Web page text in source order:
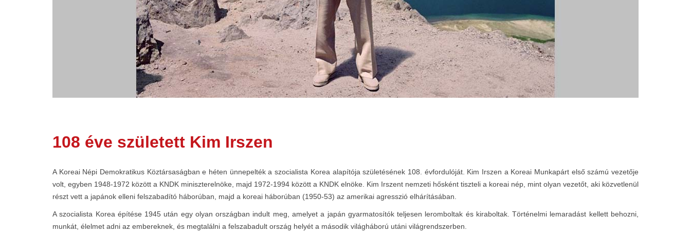
108 éve született Kim Irszen
A Koreai Népi Demokratikus Köztársaságban e héten ünnepelték a szocialista Korea alapítója születésének 108. évfordulóját. Kim Irszen a Koreai Munkapárt első számú vezetője
volt, egyben 1948-1972 között a KNDK miniszterelnöke, majd 1972-1994 között a KNDK elnöke. Kim Irszent nemzeti hősként tiszteli a koreai nép, mint olyan vezetőt, aki közvetlenül
részt vett a japánok elleni felszabadító háborúban, majd a koreai háborúban (1950-53) az amerikai agresszió elhárításában.
A szocialista Korea építése 1945 után egy olyan országban indult meg, amelyet a japán gyarmatosítók teljesen leromboltak és kiraboltak. Történelmi lemaradást kellett behozni,
munkát, élelmet adni az embereknek, és megtalálni a felszabadult ország helyét a második világháború utáni világrendszerben.